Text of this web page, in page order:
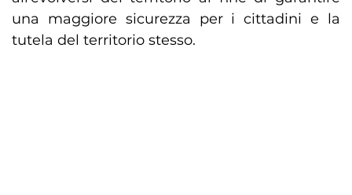
una maggiore sicurezza per i cittadini e la
tutela del territorio stesso.